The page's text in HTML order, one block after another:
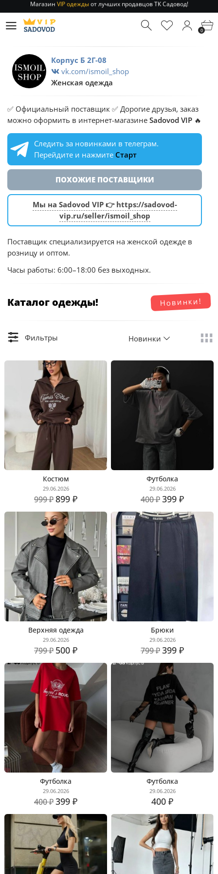
Отправление заказа 1-3 дняпо РФ и МСК!
Магазин
от лучших продавцов ТК Садовод!
Отправление заказа 1-3 дня по РФ и МСК! 0
Корпус Б 2Г-08
vk.com/ismoil_shop
Женская одежда
✅ Официальный поставщик ✅ Дорогие друзья, заказ
можно оформить в интернет-магазине Sadovod VIP 🔥
Следить за новинками в телеграм.
Перейдите и нажмите Старт
ПОХОЖИЕ ПОСТАВЩИКИ
Мы на Sadovod VIP 👉 https://sadovod-
vip.ru/seller/ismoil_shop
Поставщик специализируется на женской одежде в
розницу и оптом.
Часы работы: 6:00–18:00 без выходных.
Новинки!
Каталог одежды!
Фильтры Новинки
Костюм
29.06.2026
999 ₽899 ₽
Футболка
29.06.2026
400 ₽399 ₽
Верхняя одежда
29.06.2026
799 ₽ 500 ₽
Брюки
29.06.2026
799 ₽399 ₽
Футболка
29.06.2026
400 ₽399 ₽
Футболка
29.06.2026
400 ₽